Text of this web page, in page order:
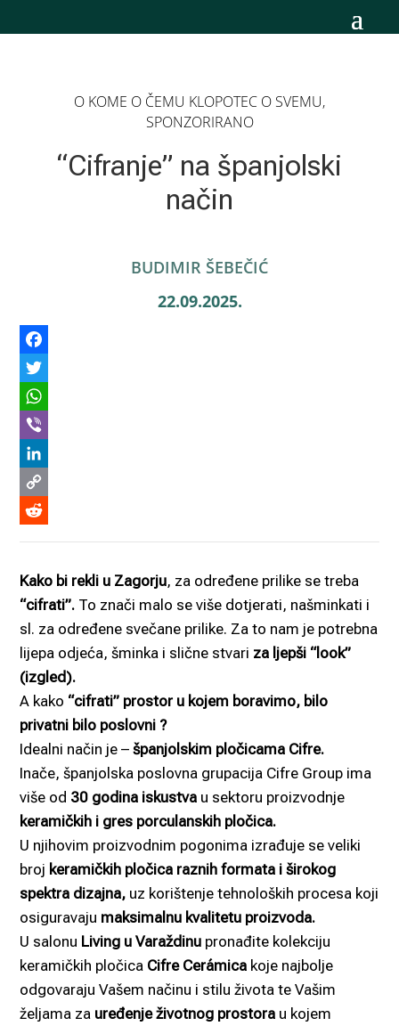
O KOME O ČEMU KLOPOTEC O SVEMU,
SPONZORIRANO
“Cifranje” na španjolski
način
BUDIMIR ŠEBEČIĆ
22.09.2025.
Link
Reddit
Kako bi rekli u Zagorju, za određene prilike se treba
“cifrati”. To znači malo se više dotjerati, našminkati i
sl. za određene svečane prilike. Za to nam je potrebna
lijepa odjeća, šminka i slične stvari za ljepši “look”
(izgled).
A kako “cifrati” prostor u kojem boravimo, bilo
privatni bilo poslovni ?
Idealni način je –španjolskim pločicama Cifre.
Inače, španjolska poslovna grupacija Cifre Group ima
više od 30 godina iskustva u sektoru proizvodnje
keramičkih i gres porculanskih pločica.
U njihovim proizvodnim pogonima izrađuje se veliki
broj keramičkih pločica raznih formata i širokog
spektra dizajna, uz korištenje tehnoloških procesa koji
osiguravaju maksimalnu kvalitetu proizvoda.
U salonu Living u Varaždinu pronađite kolekciju
keramičkih pločica Cifre Cerámica koje najbolje
odgovaraju Vašem načinu i stilu života te Vašim
željama za uređenje životnog prostora u kojem